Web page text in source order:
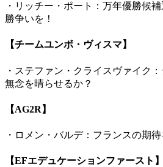
・リッチー・ポート：万年優勝候
勝争いを！
【チームユンボ・ヴィスマ】
・ステファン・クライスヴァイク
無念を晴らせるか？
【AG2R】
・ロメン・バルデ：フランスの期
【EFエデュケーションファースト】